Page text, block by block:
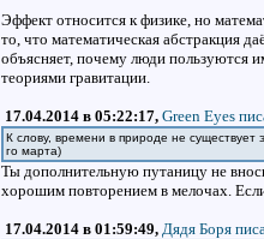
Эффект относится к физике, но
то, что математическая абстракция
объясняет, почему люди пользуются
теориями гравитации.
17.04.2014 в 05:22:17, Green Eyes
К слову, времени в природе не существует
го марта)
Ты дополнительную путаницу не
хорошим повторением в мелочах.
17.04.2014 в 01:59:49, Дядя Боря